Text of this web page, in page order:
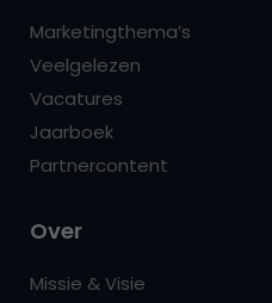
Marketingthema’s
Veelgelezen
Vacatures
Jaarboek
Partnercontent
Over
Missie & Visie